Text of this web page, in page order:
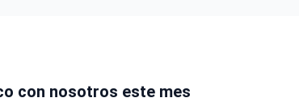
con nosotros este mes